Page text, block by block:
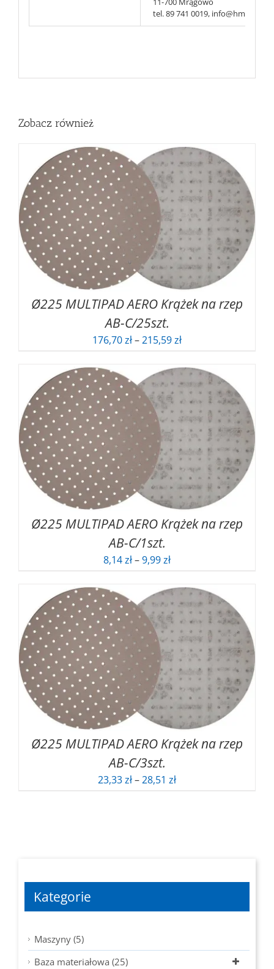
tel. 89 741 0019, info@hmt-abr.pl
Zobacz również
Ø225 MULTIPAD AERO Krążek na rzep
AB-C/25szt.
176,70zł–215,59złZakres
od
176,70 zł
do
215,59 zł
Ø225 MULTIPAD AERO Krążek na rzep
AB-C/1szt.
8,14zł–9,99złZakres
od
8,14 zł
do
9,99 zł
Ø225 MULTIPAD AERO Krążek na rzep
AB-C/3szt.
23,33zł–28,51 złZakres
Kategorie
Maszyny (5)
Baza materiałowa (25)